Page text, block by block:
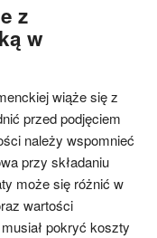
z
w
wiąże się z
przed podjęciem
należy wspomnieć
przy składaniu
może się różnić w
wartości
pokryć koszty